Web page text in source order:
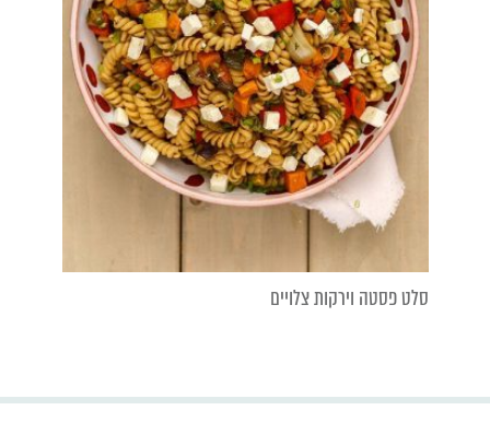
סלט פסטה וירקות צלויים